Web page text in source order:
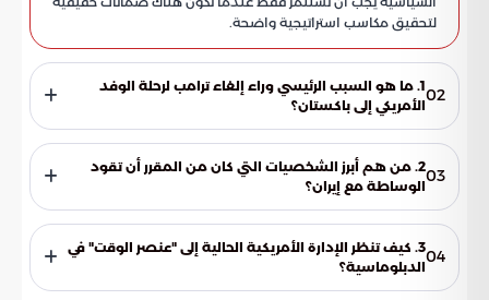
لتحقيق مكاسب استراتيجية واضحة.
02 1. ما هو السبب الرئيسي وراء إلغاء ترامب لرحلة الوفد
الأمريكي إلى باكستان؟
تتناسب مع الجهد المبذول. وترى واشنطن أن الدخول في نقاشات
مطولة دون أسس متينة يعتبر هدراً للموارد السياسية، خاصة في
ظل عدم وجود مؤشرات على تحقيق نتائج ملموسة.
03 2. من هم أبرز الشخصيات التي كان من المقرر أن تقود
الوساطة مع إيران؟
وجاريد كوشنر. كانت المهمة تهدف إلى فتح قنوات اتصال مع
طهران عبر البوابة الباكستانية، قبل أن يتم تعليقها كجزء من إعادة04 3. كيف تنظر الإدارة الأمريكية الحالية إلى "عنصر الوقت" في
الدبلوماسية؟